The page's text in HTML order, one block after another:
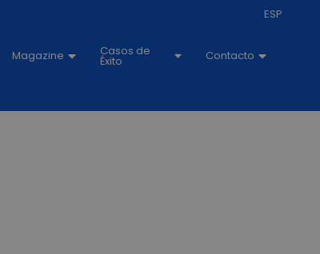
Magazine Casos de
Éxito Contacto
ESP